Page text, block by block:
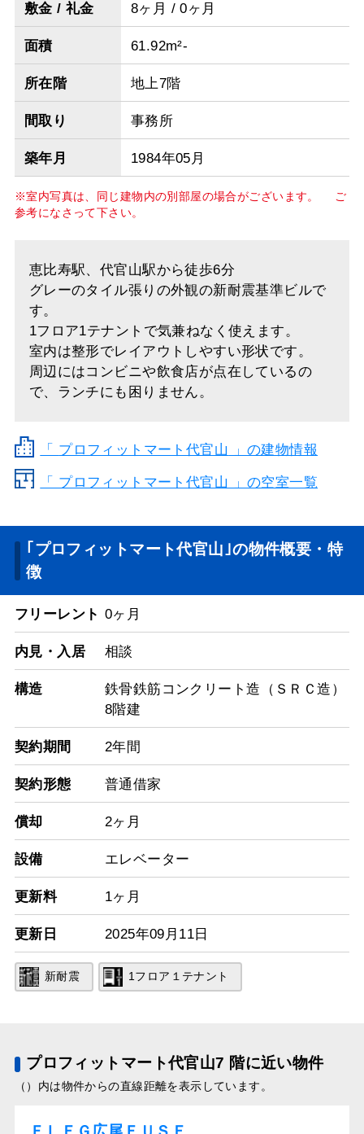
敷金 / 礼金 8ヶ月 / 0ヶ月
面積 61.92m²-
所在階 地上7階
間取り 事務所
築年月 1984年05月
※室内写真は、同じ建物内の別部屋の場合がございます。 ご
参考になさって下さい。
恵比寿駅、代官山駅から徒歩6分
グレーのタイル張りの外観の新耐震基準ビルで
す。
1フロア1テナントで気兼ねなく使えます。
室内は整形でレイアウトしやすい形状です。
周辺にはコンビニや飲食店が点在しているの
で、ランチにも困りません。
「 プロフィットマート代官山 」の建物情報
「 プロフィットマート代官山 」の空室一覧
｢プロフィットマート代官山｣の物件概要・特
徴
フリーレント 0ヶ月
内見・入居 相談
構造
鉄骨鉄筋コンクリート造（ＳＲＣ造）
8階建
契約期間 2年間
契約形態 普通借家
償却 2ヶ月
設備 エレベーター
更新料 1ヶ月
更新日 2025年09月11日
新耐震 1フロア１テナント
プロフィットマート代官山7 階に近い物件
（）内は物件からの直線距離を表示しています。